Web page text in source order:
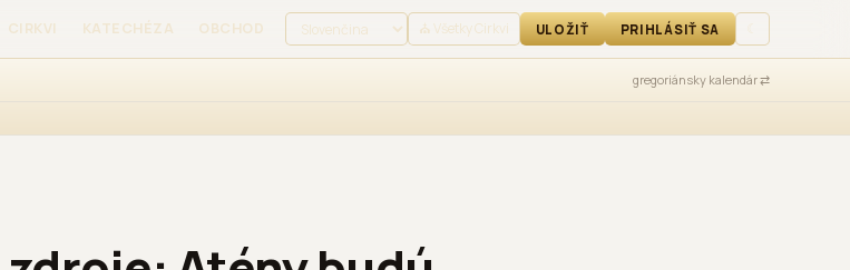
CIRKVI KATECHÉZA OBCHOD PRIHLÁSIŤ SA ⛪ Všetky Cirkvi ULOŽIŤ PRIHLÁSIŤ SA
gregoriánsky kalendár ⇄